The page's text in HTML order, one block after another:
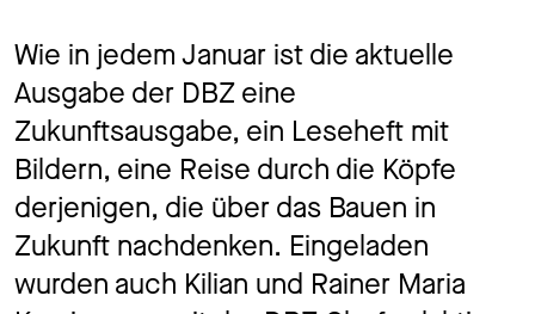
Privacy
Wie in jedem Januar ist die aktuelle
Ausgabe der DBZ eine
Zukunftsausgabe, ein Leseheft mit
Bildern, eine Reise durch die Köpfe
derjenigen, die über das Bauen in
Zukunft nachdenken. Eingeladen
wurden auch Kilian und Rainer Maria